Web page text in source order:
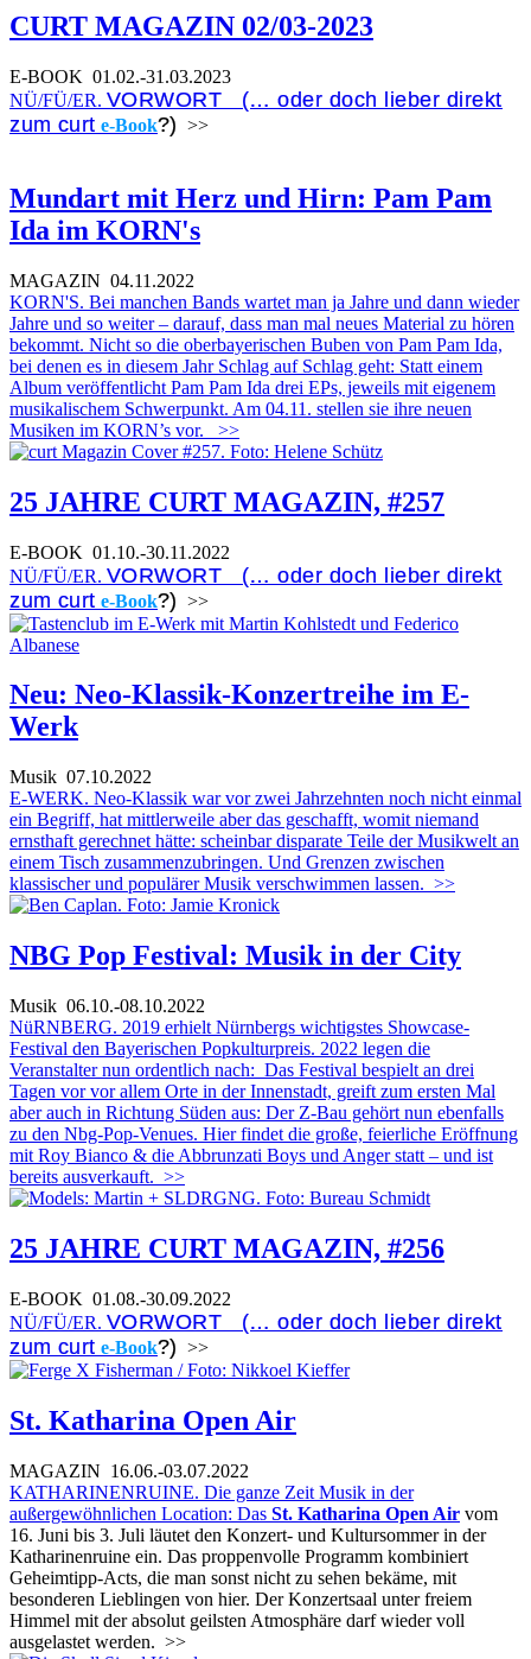
CURT MAGAZIN 02/03-2023
E-BOOK 01.02.-31.03.2023
NÜ/FÜ/ER. VORWORT (… oder doch lieber direkt
zum curt e-Book?) >>
Mundart mit Herz und Hirn: Pam Pam
Ida im KORN's
MAGAZIN 04.11.2022
KORN'S. Bei manchen Bands wartet man ja Jahre und dann wieder
Jahre und so weiter – darauf, dass man mal neues Material zu hören
bekommt. Nicht so die oberbayerischen Buben von Pam Pam Ida,
bei denen es in diesem Jahr Schlag auf Schlag geht: Statt einem
Album veröffentlicht Pam Pam Ida drei EPs, jeweils mit eigenem
musikalischem Schwerpunkt. Am 04.11. stellen sie ihre neuen
Musiken im KORN’s vor.
>>
25 JAHRE CURT MAGAZIN, #257
E-BOOK 01.10.-30.11.2022
NÜ/FÜ/ER. VORWORT (… oder doch lieber direkt
zum curt e-Book?) >>
Neu: Neo-Klassik-Konzertreihe im E-
Werk
Musik 07.10.2022
E-WERK. Neo-Klassik war vor zwei Jahrzehnten noch nicht einmal
ein Begriff, hat mittlerweile aber das geschafft, womit niemand
ernsthaft gerechnet hätte: scheinbar disparate Teile der Musikwelt an
einem Tisch zusammenzubringen. Und Grenzen zwischen
klassischer und populärer Musik verschwimmen lassen. >>
NBG Pop Festival: Musik in der City
Musik 06.10.-08.10.2022
NüRNBERG. 2019 erhielt Nürnbergs wichtigstes Showcase-
Festival den Bayerischen Popkulturpreis. 2022 legen die
Veranstalter nun ordentlich nach: Das Festival bespielt an drei
Tagen vor vor allem Orte in der Innenstadt, greift zum ersten Mal
aber auch in Richtung Süden aus: Der Z-Bau gehört nun ebenfalls
zu den Nbg-Pop-Venues. Hier findet die große, feierliche Eröffnung
mit Roy Bianco & die Abbrunzati Boys und Anger statt – und ist
bereits ausverkauft. >>
25 JAHRE CURT MAGAZIN, #256
E-BOOK 01.08.-30.09.2022
NÜ/FÜ/ER. VORWORT (… oder doch lieber direkt
zum curt e-Book?) >>
St. Katharina Open Air
MAGAZIN 16.06.-03.07.2022
KATHARINENRUINE. Die ganze Zeit Musik in der
außergewöhnlichen Location: Das St. Katharina Open Air vom
16. Juni bis 3. Juli läutet den Konzert- und Kultursommer in der
Katharinenruine ein. Das proppenvolle Programm kombiniert
Geheimtipp-Acts, die man sonst nicht zu sehen bekäme, mit
besonderen Lieblingen von hier. Der Konzertsaal unter freiem
Himmel mit der absolut geilsten Atmosphäre darf wieder voll
ausgelastet werden. >>